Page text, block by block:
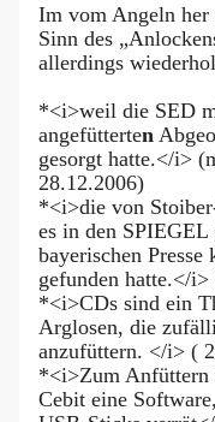
Im vom Angeln her
Sinn des
allerdings
*<i>weil die SED
angefütterten
gesorgt hatte.</i>
28.12.2006)
*<i>die von
es in den
bayerischen
gefunden hatte.</
*<i>CDs sind ein
Arglosen, die
anzufüttern. </i> (
*<i>Zum Anfüttern
Cebit eine